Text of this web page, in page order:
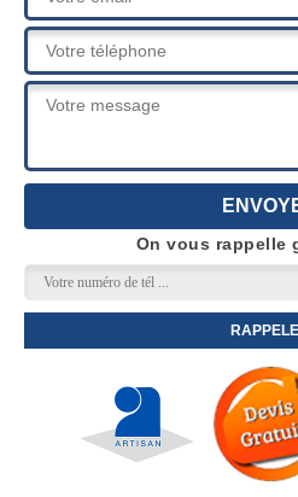
On vous rappelle